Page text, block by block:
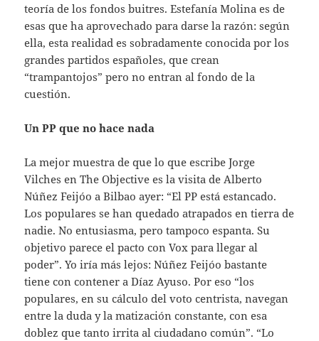
teoría de los fondos buitres. Estefanía Molina es de
esas que ha aprovechado para darse la razón: según
ella, esta realidad es sobradamente conocida por los
grandes partidos españoles, que crean
“trampantojos” pero no entran al fondo de la
cuestión.
Un PP que no hace nada
La mejor muestra de que lo que escribe Jorge
Vilches en The Objective es la visita de Alberto
Núñez Feijóo a Bilbao ayer: “El PP está estancado.
Los populares se han quedado atrapados en tierra de
nadie. No entusiasma, pero tampoco espanta. Su
objetivo parece el pacto con Vox para llegar al
poder”. Yo iría más lejos: Núñez Feijóo bastante
tiene con contener a Díaz Ayuso. Por eso “los
populares, en su cálculo del voto centrista, navegan
entre la duda y la matización constante, con esa
doblez que tanto irrita al ciudadano común”. “Lo